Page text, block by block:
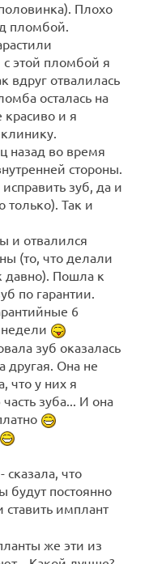
Плохо
пломбой.
с этой пломбой я
вдруг отвалилась
осталась на
красиво и я
назад во время
стороны.
зуб, да и
только). Так и
и отвалился
(то, что делали
давно). Пошла к
по гарантии.
6
недели
зуб оказалась
другая. Она не
что у них я
зуба... И она
сказала, что
будут постоянно
ставить имплант
же эти из